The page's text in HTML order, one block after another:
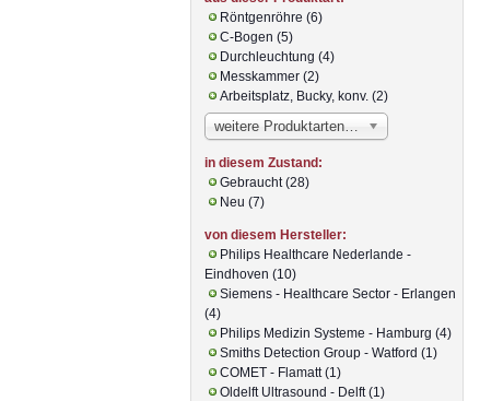
Röntgenröhre (6)
C-Bogen (5)
Durchleuchtung (4)
Messkammer (2)
Arbeitsplatz, Bucky, konv. (2)
weitere Produktarten…
in diesem Zustand:
Gebraucht (28)
Neu (7)
von diesem Hersteller:
Philips Healthcare Nederlande -
Eindhoven (10)
Siemens - Healthcare Sector - Erlangen
(4)
Philips Medizin Systeme - Hamburg (4)
Smiths Detection Group - Watford (1)
COMET - Flamatt (1)
Oldelft Ultrasound - Delft (1)